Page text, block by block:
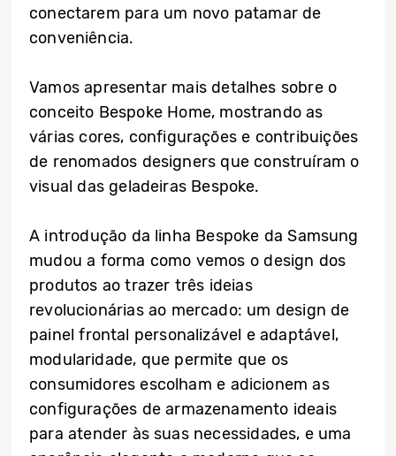
conectarem para um novo patamar de
conveniência.
Vamos apresentar mais detalhes sobre o
conceito Bespoke Home, mostrando as
várias cores, configurações e contribuições
de renomados designers que construíram o
visual das geladeiras Bespoke.
A introdução da linha Bespoke da Samsung
mudou a forma como vemos o design dos
produtos ao trazer três ideias
revolucionárias ao mercado: um design de
painel frontal personalizável e adaptável,
modularidade, que permite que os
consumidores escolham e adicionem as
configurações de armazenamento ideais
para atender às suas necessidades, e uma